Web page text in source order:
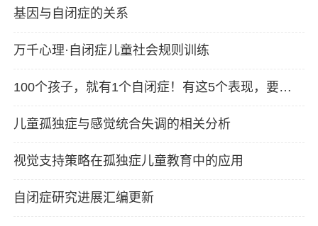
译丛）这是独属于自闭症的细腻与诗意。2021年英
国图书奖、2020年温赖特自然写作奖获奖
基因与自闭症的关系
万千心理·自闭症儿童社会规则训练
100个孩子，就有1个自闭症！有这5个表现，要看
医生
儿童孤独症与感觉统合失调的相关分析
视觉支持策略在孤独症儿童教育中的应用
自闭症研究进展汇编更新